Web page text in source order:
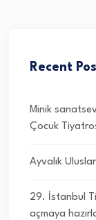
Recent
Minik
Çocuk
Ayvalık
29. İstanbul
açmaya